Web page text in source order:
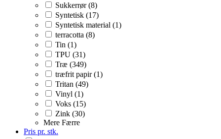
Sukkerrør (8)
Syntetisk (17)
Syntetisk material (1)
terracotta (8)
Tin (1)
TPU (31)
Træ (349)
træfrit papir (1)
Tritan (49)
Vinyl (1)
Voks (15)
Zink (30)
Mere Færre
Pris pr. stk.